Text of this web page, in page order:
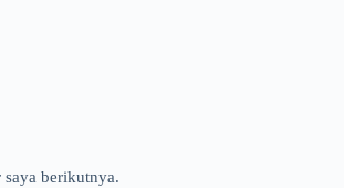
saya berikutnya.